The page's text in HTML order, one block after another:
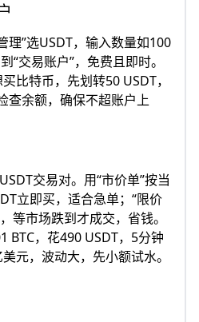
理”选USDT，输入数量如100
“交易账户”，免费且即时。
比特币，先划转50 USDT，
查余额，确保不超账户上
交易对。用“市价单”按当
立即买，适合急单；“限价
等市场跌到才成交，省钱。
BTC，花490 USDT，5分钟
元，波动大，先小额试水。